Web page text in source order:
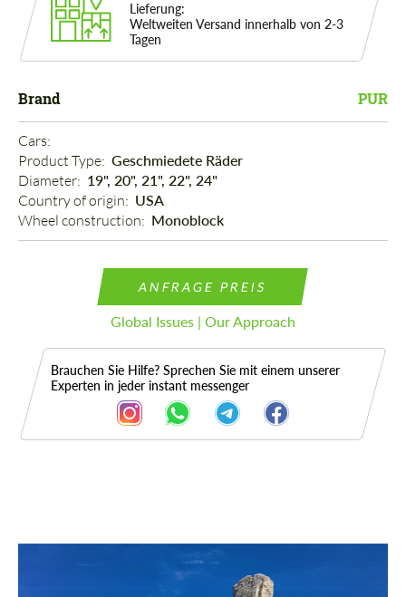
Lieferung:
Weltweiten Versand innerhalb von 2-3
Tagen
Brand PUR
Cars:
Product Type: Geschmiedete Räder
Diameter: 19", 20", 21", 22", 24"
Country of origin: USA
Wheel construction: Monoblock
ANFRAGE PREIS
Global Issues | Our Approach
Brauchen Sie Hilfe? Sprechen Sie mit einem unserer
Experten in jeder instant messenger